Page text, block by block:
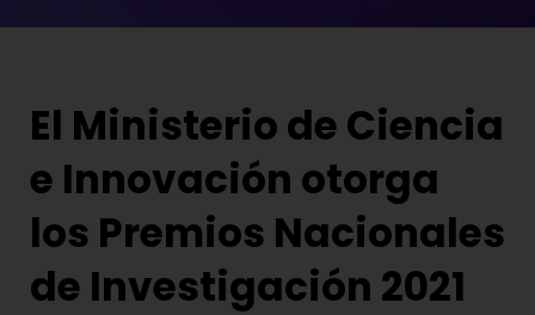
El Ministerio de Ciencia
e Innovación otorga
los Premios Nacionales
de Investigación 2021